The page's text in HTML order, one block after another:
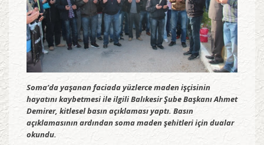
Soma’da yaşanan faciada yüzlerce maden işçisinin
hayatını kaybetmesi ile ilgili Balıkesir Şube Başkanı Ahmet
Demirer, kitlesel basın açıklaması yaptı. Basın
açıklamasının ardından soma maden şehitleri için dualar
okundu.